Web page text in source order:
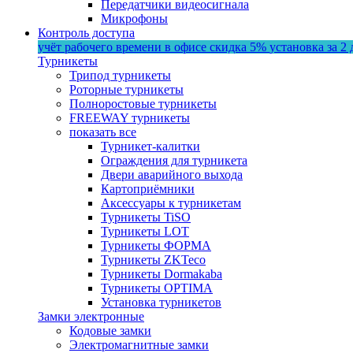
Передатчики видеосигнала
Микрофоны
Контроль доступа
учёт рабочего времени в офисе скидка 5% установка за 2
Турникеты
Трипод турникеты
Роторные турникеты
Полноростовые турникеты
FREEWAY турникеты
показать все
Турникет-калитки
Ограждения для турникета
Двери аварийного выхода
Картоприёмники
Аксессуары к турникетам
Турникеты TiSO
Турникеты LOT
Турникеты ФОРМА
Турникеты ZKTeco
Турникеты Dormakaba
Турникеты OPTIMA
Установка турникетов
Замки электронные
Кодовые замки
Электромагнитные замки